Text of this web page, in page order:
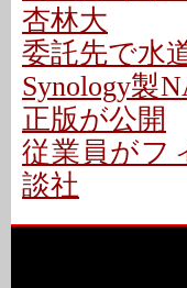
杏林大
委託先で水
Synology製
正版が公開
従業員がフ
談社